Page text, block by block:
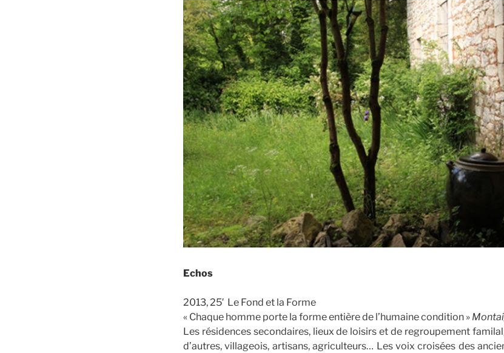
Echos
2013, 25′ Le Fond et la Forme
« Chaque homme porte la forme entière de l’humaine condition »
Les résidences secondaires, lieux de loisirs et de regroupement
d’autres, villageois, artisans, agriculteurs… Les voix croisées des